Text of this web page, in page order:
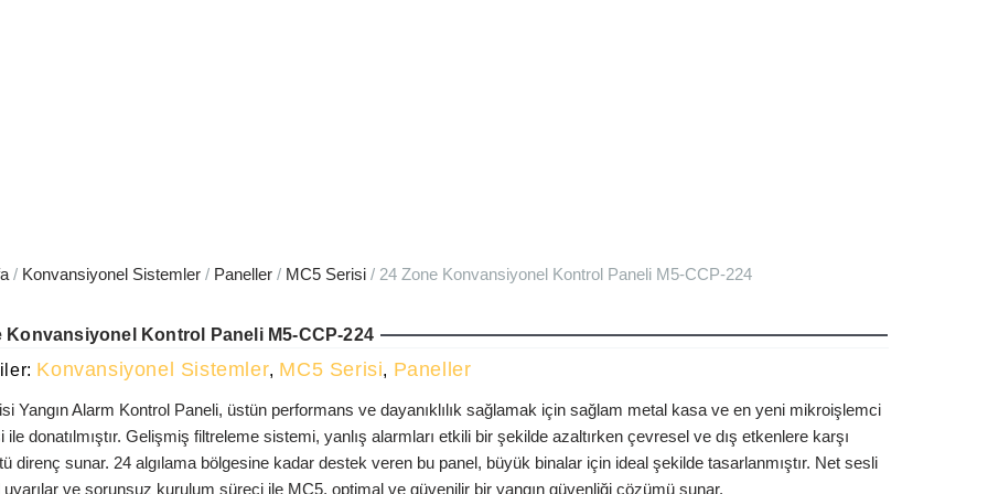
/ Konvansiyonel Sistemler/ Paneller/ MC5 Serisi/ 24 Zone Konvansiyonel Kontrol Paneli M5-CCP-224
Konvansiyonel Kontrol Paneli M5-CCP-224
Konvansiyonel Sistemler, MC5 Serisi, Paneller
Yangın Alarm Kontrol Paneli, üstün performans ve dayanıklılık sağlamak için sağlam metal kasa ve en yeni mikroişlemci
ile donatılmıştır. Gelişmiş filtreleme sistemi, yanlış alarmları etkili bir şekilde azaltırken çevresel ve dış etkenlere karşı
direnç sunar. 24 algılama bölgesine kadar destek veren bu panel, büyük binalar için ideal şekilde tasarlanmıştır. Net sesli
ve sorunsuz kurulum süreci ile MC5, optimal ve güvenilir bir yangın güvenliği çözümü sunar.